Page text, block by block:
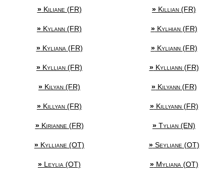
»Kiliane (FR) » Killian (FR)
» Kylann (FR) »Kylhian (FR)
»Kyliana (FR) »Kyliann (FR)
» Kyllian (FR) »Kylliann (FR)
» Kilyan (FR) »Kilyann (FR)
» Killyan (FR) »Killyann (FR)
»Kirianne (FR) » Tylian (EN)
» Kylliane (OT) »Seyliane (OT)
» Leylia (OT) »Myliana (OT)